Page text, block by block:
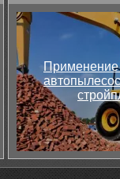
Применение